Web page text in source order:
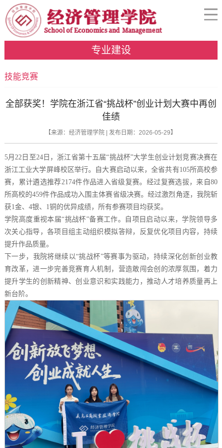
专业建设
技能竞赛
全部获奖！学院在浙江省“挑战杯”创业计划大赛中再创
佳绩
【来源：经济管理学院 | 发布日期：2026-05-29】
5月22日至24日，浙江省第十五届“挑战杯”大学生创业计划竞赛决赛在
浙江工业大学屏峰校区举行。自大赛启动以来，全省共有105所高校参
赛，累计遴选推荐2174件作品进入省级复赛。经过复赛选拔，来自80
所高校的459件作品成功入围主体赛省级决赛。经过激烈角逐，我院斩
获1金、4银、1铜的优异成绩，所有参赛项目均获奖。
学院高度重视本届“挑战杯”备赛工作。自项目启动以来，学院领导多
次关心指导，各项目组主动组织模拟答辩，反复优化项目内容，持续
提升作品质量。
下一步，我院将继续以“挑战杯”等赛事为驱动，持续深化创新创业教
育改革，进一步完善竞赛育人机制，营造敢闯会创的浓厚氛围，着力
提升学生的创新精神、创业意识和实践能力，推动人才培养质量再上
新台阶。